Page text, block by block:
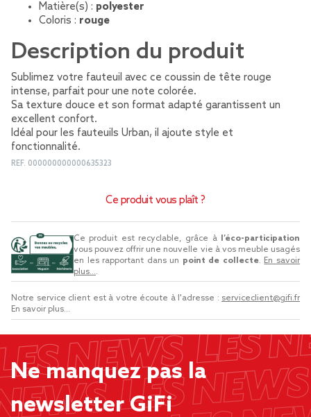
Matière(s) : polyester
Coloris : rouge
Description du produit
Sublimez votre fauteuil avec ce coussin de tête rouge
intense, parfait pour une note colorée.
Sa texture douce et son format adapté garantissent un
excellent confort.
Idéal pour les fauteuils Urban, il ajoute style et
fonctionnalité.
REF. 000000000000635323
Ce produit vous plaît ?
Ce produit est recyclable, grâce à
l’éco-participation
vous pouvez offrir une nouvelle vie à vos meuble usagés
en les rapportant dans un point de collecte. En savoir
plus....
Notre service client est à votre écoute à l'adresse : serviceclient@gifi.fr
En savoir plus...
Ne manquez pas la
newsletter GiFi